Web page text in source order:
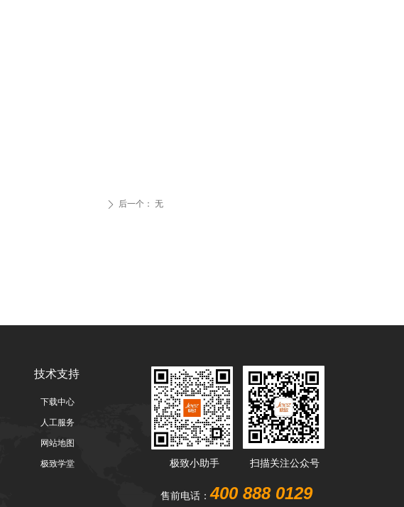
ꄲ 后一个： 无
技术支持
极致小助手 扫描关注公众号
售前电话：400 888 0129
下载中心
人工服务
网站地图
极致学堂